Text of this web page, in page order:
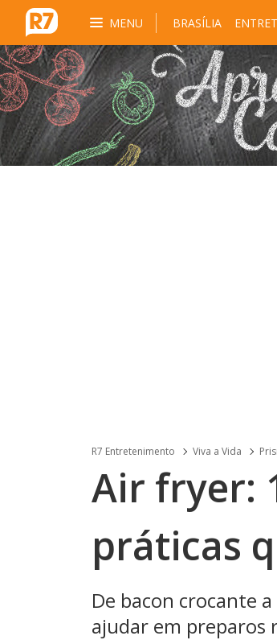
MENU BRASÍLIA
R7 Entretenimento Viva a Vida
Air fryer:
práticas
De bacon crocante
ajudar em preparos